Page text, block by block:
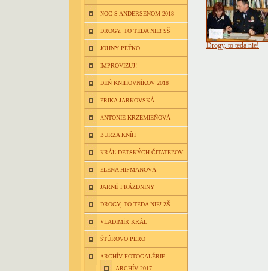
NOC S ANDERSENOM 2018
DROGY, TO TEDA NIE! SŠ
JOHNY PEŤKO
IMPROVIZUJ!
DEŇ KNIHOVNÍKOV 2018
ERIKA JARKOVSKÁ
ANTONIE KRZEMIEŇOVÁ
BURZA KNÍH
KRÁĽ DETSKÝCH ČITATEĽOV
ELENA HIPMANOVÁ
JARNÉ PRÁZDNINY
DROGY, TO TEDA NIE! ZŠ
VLADIMÍR KRÁL
ŠTÚROVO PERO
ARCHÍV FOTOGALÉRIE
ARCHÍV 2017
Drogy, to teda nie!